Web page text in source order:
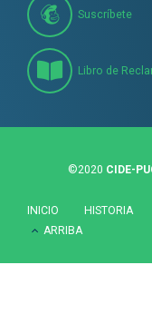
Suscríbete
Libro de
©2020 CIDE-
INICIO HISTORIA
ARRIBA